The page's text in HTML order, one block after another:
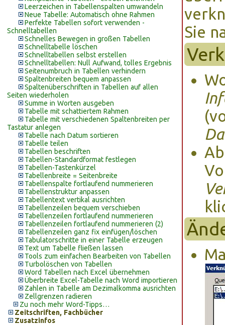
Leerzeichen in Tabellenspalten umwandeln
Neue Tabelle: Automatisch ohne Rahmen
Perfekte Tabellen sofort verwenden -
Schnelltabellen
Schnelles Bewegen in großen Tabellen
Schnelltabelle löschen
Schnelltabellen selbst erstellen
Schnelltabellen: Null Aufwand, tolles Ergebnis
Seitenumbruch in Tabellen verhindern
Spaltenbreiten bequem anpassen
Spaltenüberschriften in Tabellen auf allen
Seiten wiederholen
Summe in Worten ausgeben
Tabelle mit schattiertem Rahmen
Tabelle mit verschiedenen Spaltenbreiten per
Tastatur anlegen
Tabelle nach Datum sortieren
Tabelle teilen
Tabellen beschriften
Tabellen-Standardformat festlegen
Tabellen-Tastenkürzel
Tabellenbreite = Seitenbreite
Tabellenspalte fortlaufend nummerieren
Tabellenstruktur anpassen
Tabellentext vertikal ausrichten
Tabellenzeilen bequem verschieben
Tabellenzeilen fortlaufend nummerieren
Tabellenzeilen fortlaufend nummerieren (2)
Tabellenzeilen ganz fix einfügen/löschen
Tabulatorschritte in einer Tabelle erzeugen
Text um Tabelle fließen lassen
Tools zum einfachen Bearbeiten von Tabellen
Turbolöschen von Tabellen
Word Tabellen nach Excel übernehmen
Überbreite Excel-Tabelle nach Word importieren
Zahlen in Tabelle am Dezimalkomma ausrichten
Zellgrenzen radieren
Zu noch mehr Word-Tipps…
Zeitschriften, Fachbücher
Zusatzinfos
Sie